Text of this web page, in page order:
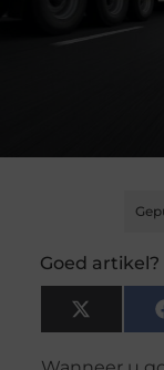
Goed
X
(Twitter)